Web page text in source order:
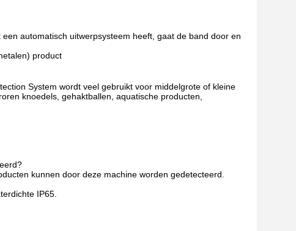
automatisch uitwerpsysteem heeft, gaat de band door en
product
System wordt veel gebruikt voor middelgrote of kleine
knoedels, gehaktballen, aquatische producten,
kunnen door deze machine worden gedetecteerd.
IP65.